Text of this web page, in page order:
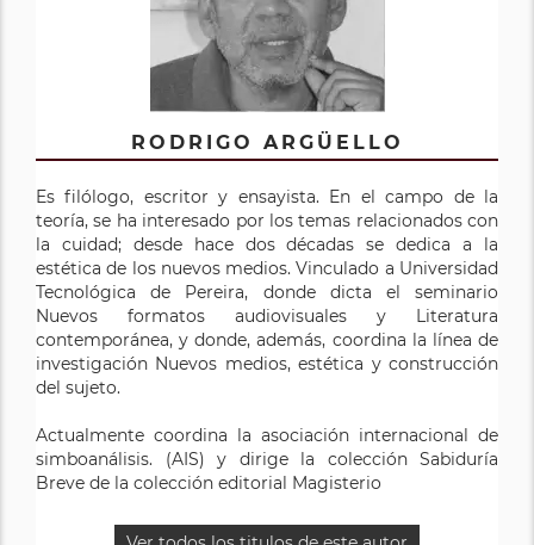
RODRIGO ARGÜELLO
Es filólogo, escritor y ensayista. En el campo de la
teoría, se ha interesado por los temas relacionados con
la cuidad; desde hace dos décadas se dedica a la
estética de los nuevos medios. Vinculado a Universidad
Tecnológica de Pereira, donde dicta el seminario
Nuevos formatos audiovisuales y Literatura
contemporánea, y donde, además, coordina la línea de
investigación Nuevos medios, estética y construcción
del sujeto.
Actualmente coordina la asociación internacional de
simboanálisis. (AIS) y dirige la colección Sabiduría
Breve de la colección editorial Magisterio